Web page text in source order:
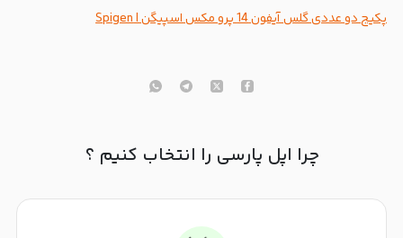
پکیج دو عددی گلس آیفون 14 پرو مکس اسپیگن | Spigen
چرا اپل پارسی را انتخاب کنیم ؟